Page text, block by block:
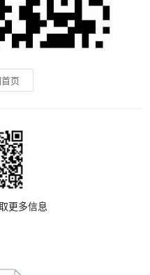
页
更多信息